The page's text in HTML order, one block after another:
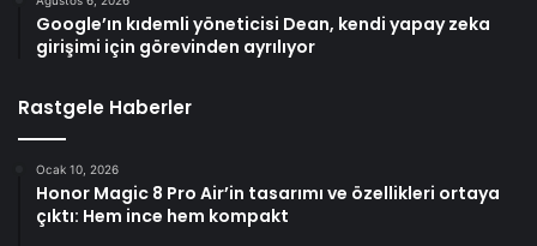
Google’ın kıdemli yöneticisi Dean, kendi yapay zeka
girişimi için görevinden ayrılıyor
Rastgele Haberler
Ocak 10, 2026
Honor Magic 8 Pro Air’in tasarımı ve özellikleri ortaya
çıktı: Hem ince hem kompakt